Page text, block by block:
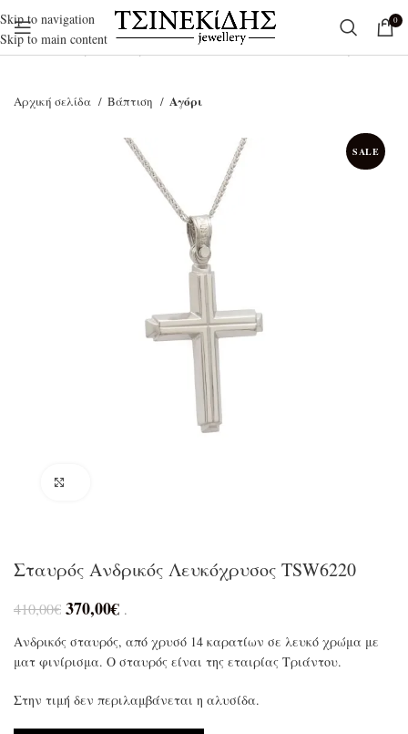
Skip to navigation
Skip to main content
0
Αρχική σελίδα Βάπτιση Αγόρι
SALE
Σταυρός Ανδρικός Λευκόχρυσος TSW6220
410,00€ 370,00€ .
Ανδρικός σταυρός, από χρυσό 14 καρατίων σε λευκό χρώμα με
ματ φινίρισμα. Ο σταυρός είναι της εταιρίας Τριάντου.
Στην τιμή δεν περιλαμβάνεται η αλυσίδα.
Ξεκινήστε να γράφετε για να βρείτε τα προϊόντα που αναζητάτε.